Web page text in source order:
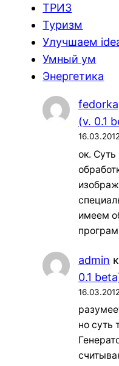
ТРИЗ
Туризм
Улучшаем
Умный ум
Энергетика
fedorka
(v. 0.1
16.03.2012
ок.
имеем
admin к
0.1
16.03.2012
но суть